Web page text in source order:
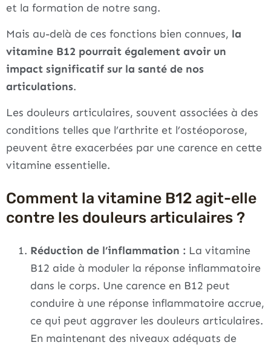
et la formation de notre sang.
Mais au-delà de ces fonctions bien connues, la
vitamine B12 pourrait également avoir un
impact significatif sur la santé de nos
articulations.
Les douleurs articulaires, souvent associées à des
conditions telles que l’arthrite et l’ostéoporose,
peuvent être exacerbées par une carence en cette
vitamine essentielle.
Comment la vitamine B12 agit-elle
contre les douleurs articulaires ?
Réduction de l’inflammation : La vitamine
B12 aide à moduler la réponse inflammatoire
dans le corps. Une carence en B12 peut
conduire à une réponse inflammatoire accrue,
ce qui peut aggraver les douleurs articulaires.
En maintenant des niveaux adéquats de